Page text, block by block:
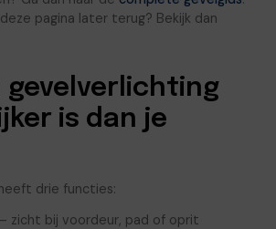
pagina later terug? Bekijk dan
gevelverlichting
is dan je
drie functies:
– zicht bij voordeur, pad of oprit